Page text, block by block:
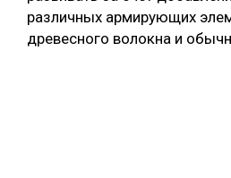
различных армирующих
древесного волокна и